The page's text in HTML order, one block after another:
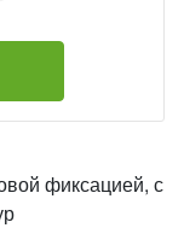
фиксацией, с